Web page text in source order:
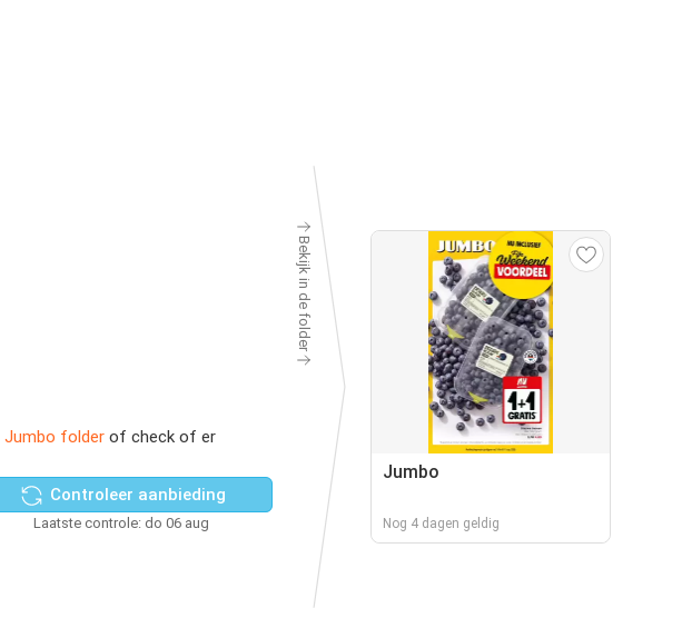
Jumbo folder of check of er
Controleer aanbieding
Laatste controle: do 06 aug
Bekijk in de folder
Jumbo
Nog 4 dagen geldig